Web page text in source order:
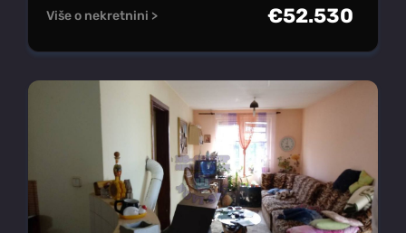
Više o nekretnini > €52.530